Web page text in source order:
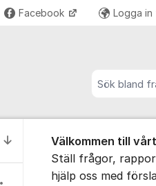
Facebook Logga in
Till senaste kommentaren
Välkommen till
Ställ frågor,
hjälp oss med